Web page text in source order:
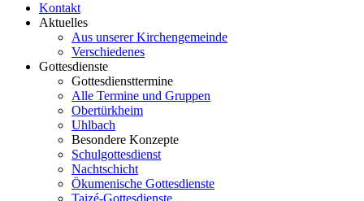
Kontakt
Aktuelles
Aus unserer Kirchengemeinde
Verschiedenes
Gottesdienste
Gottesdiensttermine
Alle Termine und Gruppen
Obertürkheim
Uhlbach
Besondere Konzepte
Schulgottesdienst
Nachtschicht
Ökumenische Gottesdienste
Taizé-Gottesdienste